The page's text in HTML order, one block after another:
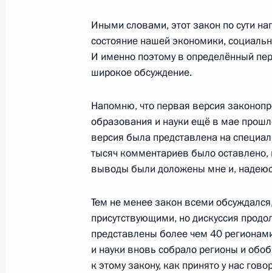
15 августа 2011 года, 17:00 Сочи
Алексеем Миллером
15 августа 2011 года, 16:00 Сочи
11 августа 2011 года, четверг
Встреча с Президентом Украины
11 августа 2011 года, 13:45 Сочи
Иными словами, этот закон по сути
состояние нашей экономики,
И именно поэтому в определённый
широкое обсуждение.
Напомню, что первая версия
образования и науки ещё в мае
версия была представлена на
тысяч комментариев было
выводы были доложены мне и,
Тем не менее закон всеми
присутствующими, но дискуссия
представлены более чем 40
и науки вновь собрало регионы и
к этому закону, как принято у нас